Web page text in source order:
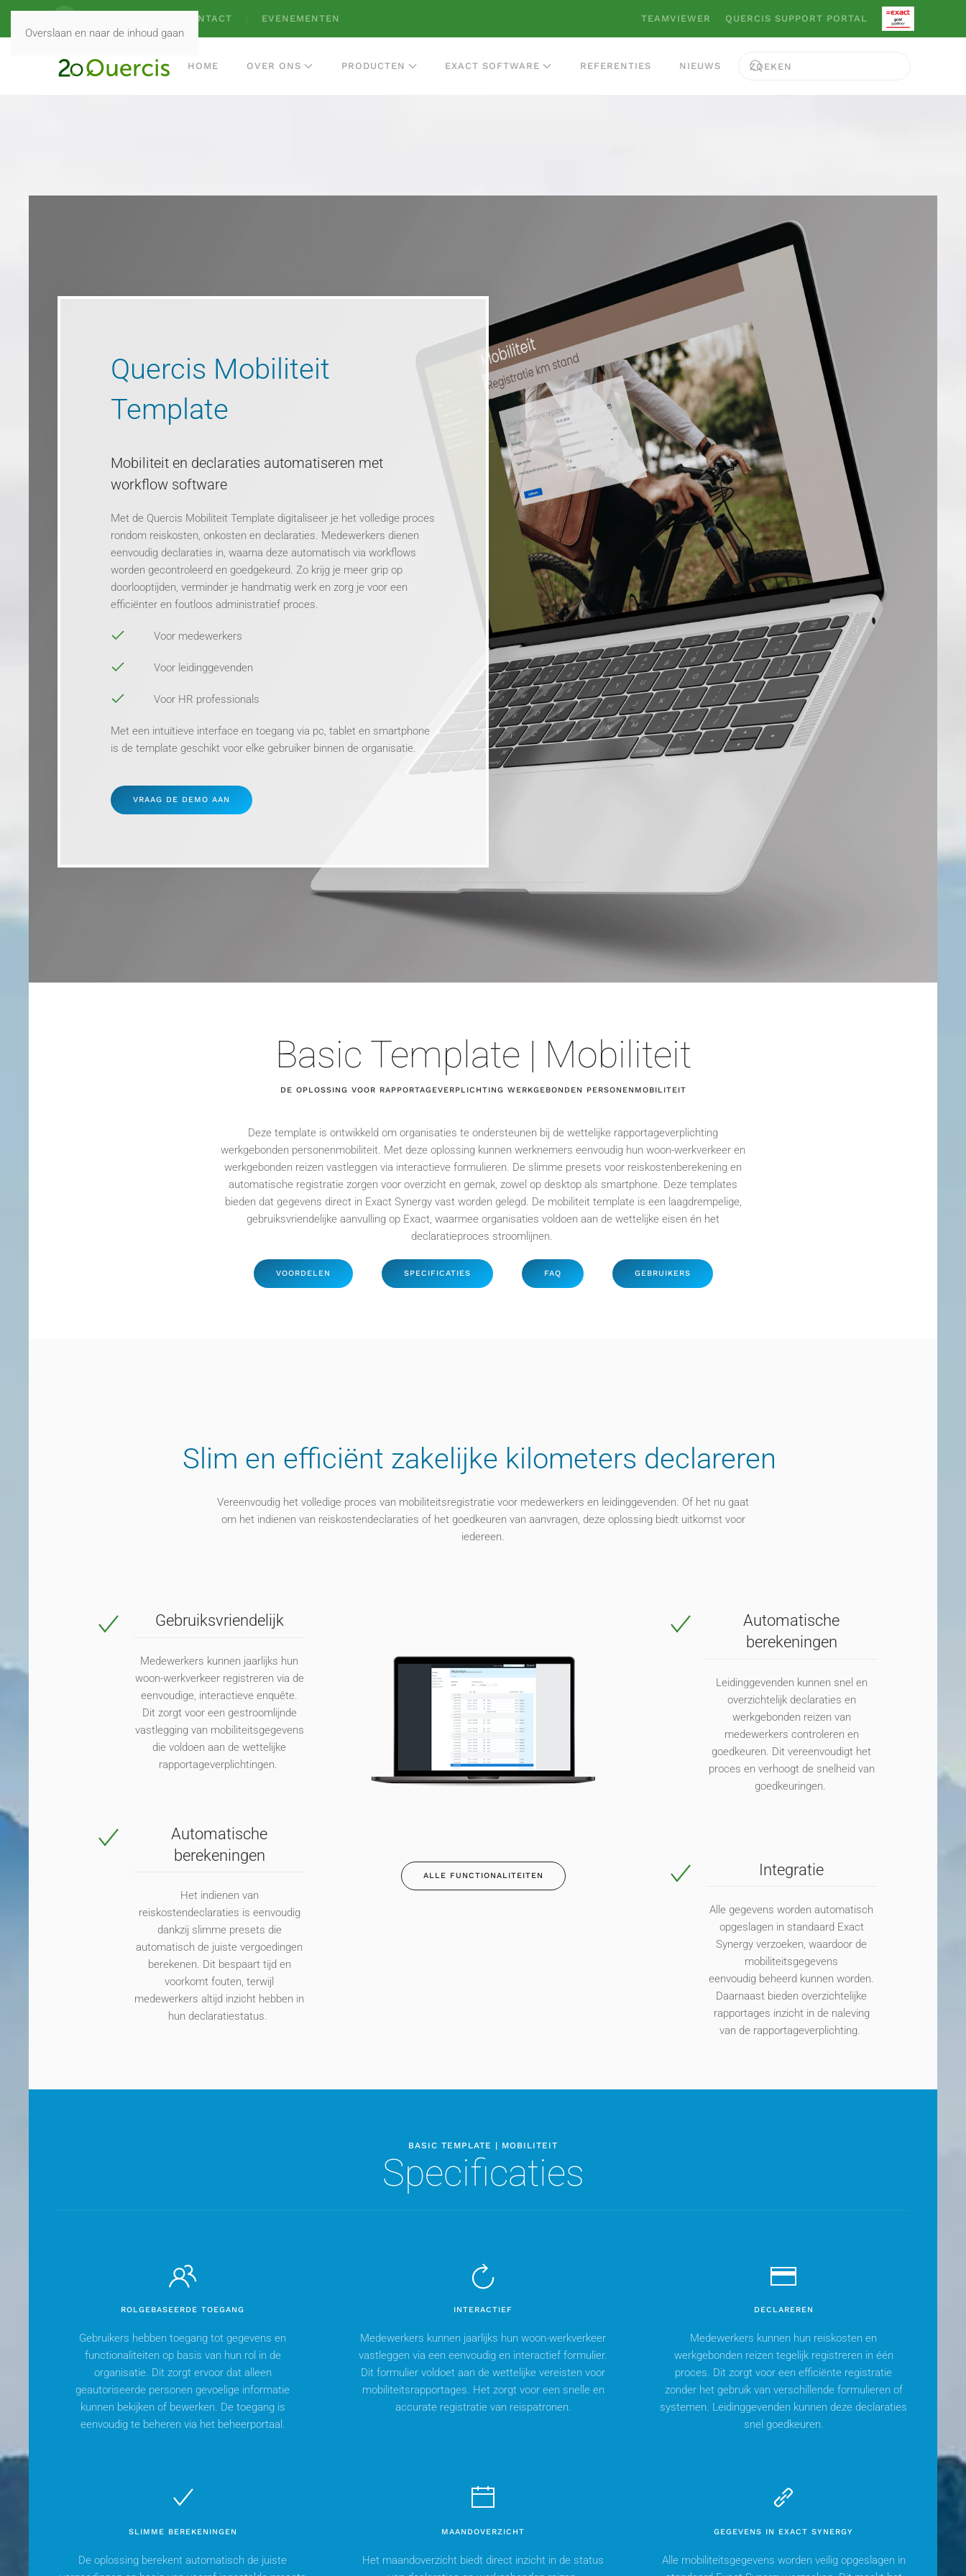
Overslaan en naar de inhoud gaan
CONTACT EVENEMENTEN TEAMVIEWER QUERCIS SUPPORT PORTAL
HOME OVER ONS PRODUCTEN EXACT SOFTWARE REFERENTIES NIEUWS
Quercis Mobiliteit
Template
Mobiliteit en declaraties automatiseren met
workflow software
Met de Quercis Mobiliteit Template digitaliseer je het volledige proces
rondom reiskosten, onkosten en declaraties. Medewerkers dienen
eenvoudig declaraties in, waarna deze automatisch via workflows
worden gecontroleerd en goedgekeurd. Zo krijg je meer grip op
doorlooptijden, verminder je handmatig werk en zorg je voor een
efficiënter en foutloos administratief proces.
Voor medewerkers
Voor leidinggevenden
Voor HR professionals
Met een intuïtieve interface en toegang via pc, tablet en smartphone
is de template geschikt voor elke gebruiker binnen de organisatie.
VRAAG DE DEMO AAN
Basic Template | Mobiliteit
DE OPLOSSING VOOR RAPPORTAGEVERPLICHTING WERKGEBONDEN PERSONENMOBILITEIT
Deze template is ontwikkeld om organisaties te ondersteunen bij de wettelijke rapportageverplichting
werkgebonden personenmobiliteit. Met deze oplossing kunnen werknemers eenvoudig hun woon-werkverkeer en
werkgebonden reizen vastleggen via interactieve formulieren. De slimme presets voor reiskostenberekening en
automatische registratie zorgen voor overzicht en gemak, zowel op desktop als smartphone. Deze templates
bieden dat gegevens directin Exact Synergyvast worden gelegd. Demobiliteit template is een laagdrempelige,
gebruiksvriendelijke aanvulling op Exact, waarmee organisaties voldoen aan de wettelijke eisen én het
declaratieproces stroomlijnen.
VOORDELEN SPECIFICATIES FAQ GEBRUIKERS
Slim en efficiënt zakelijke kilometers declareren
Vereenvoudig het volledige proces van mobiliteitsregistratie voor medewerkers en leidinggevenden. Of het nu gaat
om het indienen van reiskostendeclaraties of het goedkeuren van aanvragen, deze oplossing biedt uitkomst voor
iedereen.
Gebruiksvriendelijk
Medewerkers kunnen jaarlijks hun
woon-werkverkeer registreren via de
eenvoudige, interactieve enquête.
Dit zorgt voor een gestroomlijnde
vastlegging van mobiliteitsgegevens
die voldoen aan de wettelijke
rapportageverplichtingen.
Automatische
berekeningen
Het indienen van
reiskostendeclaraties is eenvoudig
dankzij slimme presets die
automatisch de juiste vergoedingen
berekenen. Dit bespaart tijd en
voorkomt fouten, terwijl
medewerkers altijd inzicht hebben in
hun declaratiestatus.
ALLE FUNCTIONALITEITEN
Automatische
berekeningen
Leidinggevenden kunnen snel en
overzichtelijk declaraties en
werkgebonden reizen van
medewerkers controleren en
goedkeuren. Dit vereenvoudigt het
proces en verhoogt de snelheid van
goedkeuringen.
Integratie
Alle gegevens worden automatisch
opgeslagen in standaard Exact
Synergy verzoeken, waardoor de
mobiliteitsgegevens
eenvoudig beheerd kunnen worden.
Daarnaast bieden overzichtelijke
rapportages inzicht in de naleving
van de rapportageverplichting.
BASIC TEMPLATE | MOBILITEIT
Specificaties
ROLGEBASEERDE TOEGANG
Gebruikers hebben toegang tot gegevens en
functionaliteiten op basis van hun rol in de
organisatie. Dit zorgt ervoor dat alleen
geautoriseerde personen gevoelige informatie
kunnen bekijken of bewerken. De toegang is
eenvoudig te beheren via het beheerportaal.
INTERACTIEF
Medewerkers kunnen jaarlijks hun woon-werkverkeer
vastleggen via een eenvoudig en interactief formulier.
Dit formulier voldoet aan de wettelijke vereisten voor
mobiliteitsrapportages. Het zorgt voor een snelle en
accurate registratie van reispatronen.
DECLAREREN
Medewerkers kunnen hun reiskosten en
werkgebonden reizen tegelijk registreren in één
proces. Dit zorgt voor een efficiënte registratie
zonder het gebruik van verschillende formulieren of
systemen. Leidinggevenden kunnen deze declaraties
snel goedkeuren.
SLIMME BEREKENINGEN
De oplossing berekent automatisch de juiste
MAANDOVERZICHT
Het maandoverzicht biedt direct inzicht in de status
GEGEVENS IN EXACT SYNERGY
Alle mobiliteitsgegevens worden veilig opgeslagen in